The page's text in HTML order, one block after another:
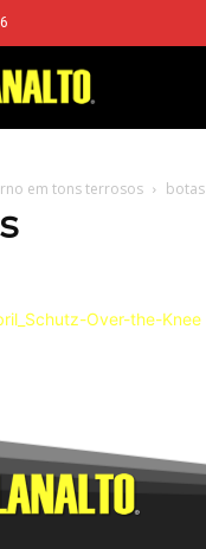
em tons terrosos botas